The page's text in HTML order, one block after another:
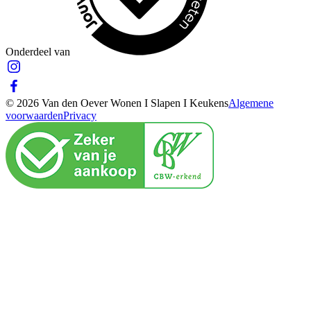
Onderdeel van
© 2026 Van den Oever Wonen I Slapen I KeukensAlgemene
voorwaardenPrivacy